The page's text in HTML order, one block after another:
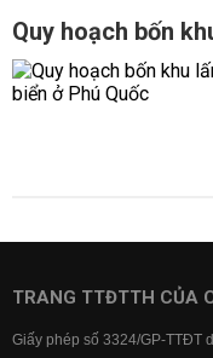
Quy hoạch bốn
TRANG TTĐTTH CỦA
Giấy phép số 3324/GP-TTĐT